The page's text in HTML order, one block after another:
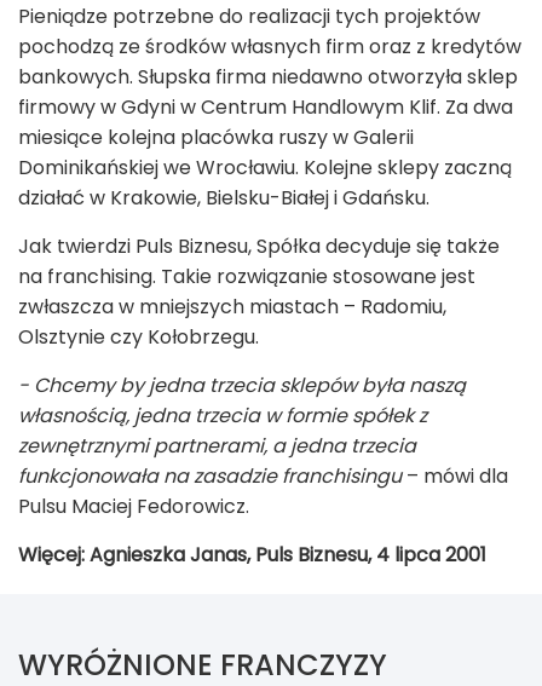
Pieniądze potrzebne do realizacji tych projektów
pochodzą ze środków własnych firm oraz z kredytów
bankowych. Słupska firma niedawno otworzyła sklep
firmowy w Gdyni w Centrum Handlowym Klif. Za dwa
miesiące kolejna placówka ruszy w Galerii
Dominikańskiej we Wrocławiu. Kolejne sklepy zaczną
działać w Krakowie, Bielsku-Białej i Gdańsku.
Jak twierdzi Puls Biznesu, Spółka decyduje się także
na franchising. Takie rozwiązanie stosowane jest
zwłaszcza w mniejszych miastach – Radomiu,
Olsztynie czy Kołobrzegu.
- Chcemy by jedna trzecia sklepów była naszą
własnością, jedna trzecia w formie spółek z
zewnętrznymi partnerami, a jedna trzecia
funkcjonowała na zasadzie franchisingu– mówi dla
Pulsu Maciej Fedorowicz.
Więcej: Agnieszka Janas, Puls Biznesu, 4 lipca 2001
WYRÓŻNIONE FRANCZYZY